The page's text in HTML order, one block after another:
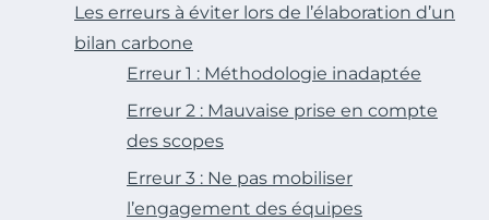
Les erreurs à éviter lors de l’élaboration d’un
bilan carbone
Erreur 1 : Méthodologie inadaptée
Erreur 2 : Mauvaise prise en compte
des scopes
Erreur 3 : Ne pas mobiliser
l’engagement des équipes